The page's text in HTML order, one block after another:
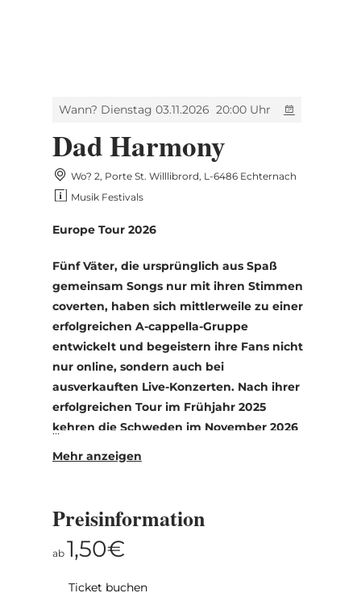
Wann? Dienstag 03.11.2026 20:00 Uhr
Dad Harmony
Wo? 2, Porte St. Willlibrord, L-6486 Echternach
Musik Festivals
Europe Tour 2026
Fünf Väter, die ursprünglich aus Spaß
gemeinsam Songs nur mit ihren Stimmen
coverten, haben sich mittlerweile zu einer
erfolgreichen A-cappella-Gruppe
entwickelt und begeistern ihre Fans nicht
nur online, sondern auch bei
ausverkauften Live-Konzerten. Nach ihrer
erfolgreichen Tour im Frühjahr 2025
kehren die Schweden im November 2026
in Deutschland, Österreich, Luxemburg
.
Preisinformation
ab 1,50€
Ticket buchen